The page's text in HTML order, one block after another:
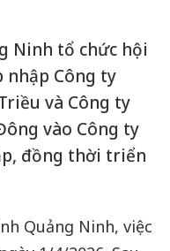
Ninh tổ chức hội
nhập Công ty
và Công ty
vào Công ty
đồng thời triển
Quảng Ninh, việc